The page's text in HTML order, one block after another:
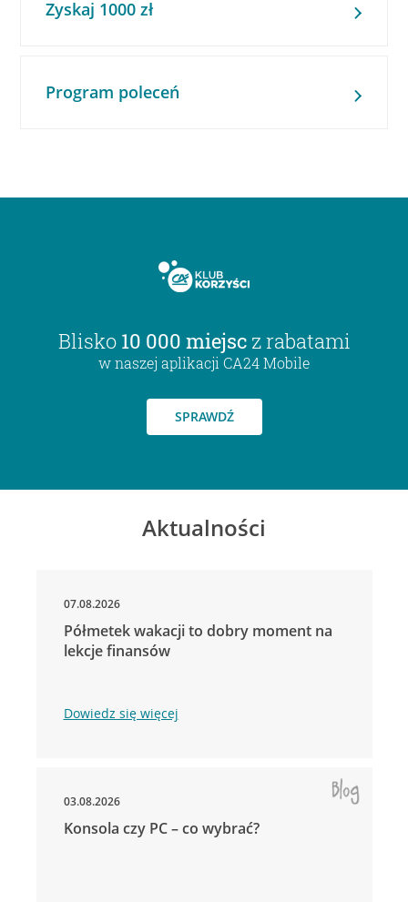
Zyskaj 1000 zł
Program poleceń
Blisko 10 000 miejsc z rabatami
w naszej aplikacji CA24 Mobile
SPRAWDŹ
Aktualności
07.08.2026
Półmetek wakacji to dobry moment na
lekcje finansów
Dowiedz się więcej
03.08.2026
Konsola czy PC – co wybrać?